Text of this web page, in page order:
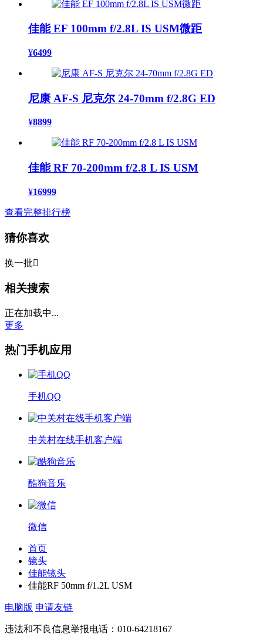
佳能 EF 100mm f/2.8L IS USM微距
¥6499
尼康 AF-S 尼克尔 24-70mm f/2.8G ED
¥8899
佳能 RF 70-200mm f/2.8 L IS USM
¥16999
查看完整排行榜
猜你喜欢
换一批
相关搜索
正在加载中...
更多
热门手机应用
手机QQ
中关村在线手机客户端
酷狗音乐
微信
首页
镜头
佳能镜头
佳能RF 50mm f/1.2L USM
电脑版 申请友链
违法和不良信息举报电话：010-64218167